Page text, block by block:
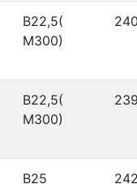
В22,5(
М300)
В22,5(
М300)
В25